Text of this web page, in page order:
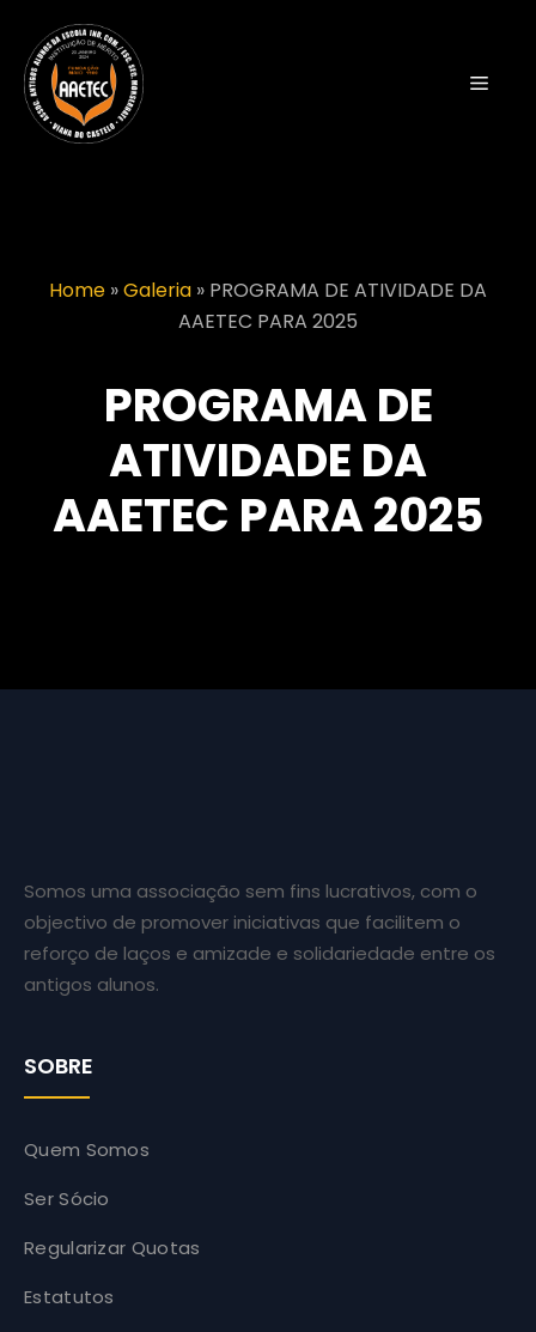
para
conteúdo
Menu
Home »Galeria » PROGRAMA DE ATIVIDADE DA
AAETEC PARA 2025
PROGRAMA DE
ATIVIDADE DA
AAETEC PARA 2025
Somos uma associação sem fins lucrativos, com o
objectivo de promover iniciativas que facilitem o
reforço de laços e amizade e solidariedade entre os
antigos alunos.
SOBRE
Quem Somos
Ser Sócio
Regularizar Quotas
Estatutos